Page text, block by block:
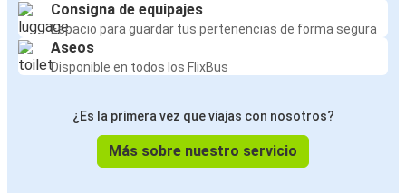
Consigna de equipajes
Espacio para guardar tus pertenencias de forma segura
Aseos
Disponible en todos los FlixBus
¿Es la primera vez que viajas con nosotros?
Más sobre nuestro servicio